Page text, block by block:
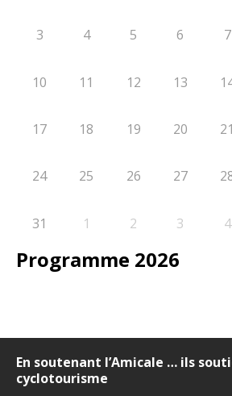
3 4 5 6 7
10 11 12 13
17 18 19 20 21
24 25 26 27
31 1 2 3 4
Programme 2026
En soutenant l’Amicale … ils
cyclotourisme